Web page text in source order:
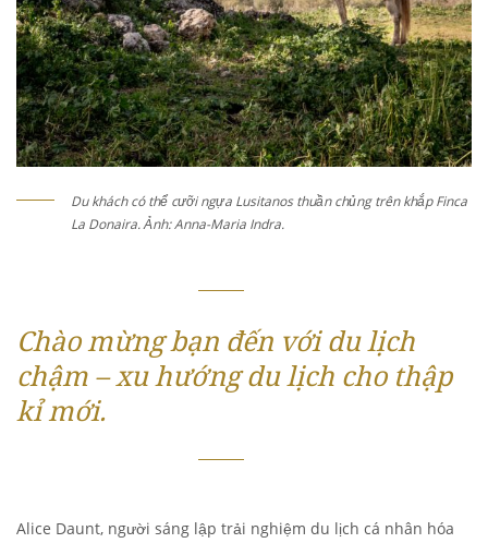
Du khách có thể cưỡi ngựa Lusitanos thuần chủng trên khắp Finca
La Donaira. Ảnh: Anna-Maria Indra.
Chào mừng bạn đến với du lịch
chậm – xu hướng du lịch cho thập
kỉ mới.
Alice Daunt, người sáng lập trải nghiệm du lịch cá nhân hóa